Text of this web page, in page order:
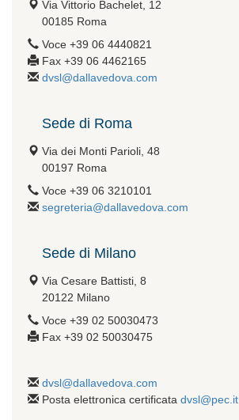
Via Vittorio Bachelet, 12
00185 Roma
Voce +39 06 4440821
Fax +39 06 4462165
dvsl@dallavedova.com
Sede di Roma
Via dei Monti Parioli, 48
00197 Roma
Voce +39 06 3210101
segreteria@dallavedova.com
Sede di Milano
Via Cesare Battisti, 8
20122 Milano
Voce +39 02 50030473
Fax +39 02 50030475
dvsl@dallavedova.com
Posta elettronica certificata dvsl@pec.it